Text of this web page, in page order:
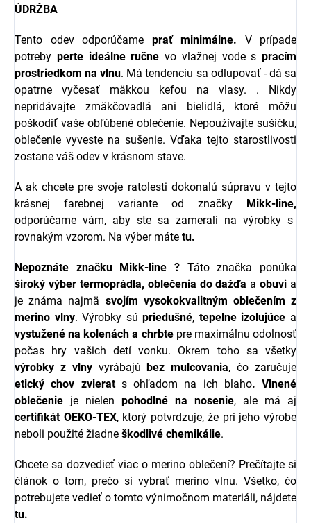
ÚDRŽBA
Tento odev odporúčame prať minimálne. V prípade
potreby perte ideálne ručne vo vlažnej vode s pracím
prostriedkom na vlnu. Má tendenciu sa odlupovať - dá sa
opatrne vyčesať mäkkou kefou na vlasy. . Nikdy
nepridávajte zmäkčovadlá ani bielidlá, ktoré môžu
poškodiť vaše obľúbené oblečenie. Nepoužívajte sušičku,
oblečenie vyveste na sušenie. Vďaka tejto starostlivosti
zostane váš odev v krásnom stave.
A ak chcete pre svoje ratolesti dokonalú súpravu v tejto
krásnej farebnej variante od značky
Mikk-line,
odporúčame vám, aby ste sa zamerali na výrobky s
rovnakým vzorom. Na výber máte tu.
Nepoznáte značku Mikk-line ? Táto značka ponúka
široký výber termoprádla, oblečenia do dažďa aobuvi a
je známa najmä svojím vysokokvalitným oblečením z
merino vlny. Výrobky súpriedušné, tepelne izolujúce a
vystužené na kolenách a chrbtepre maximálnu odolnosť
počas hry vašich detí vonku. Okrem toho sa všetky
výrobky z vlnyvyrábajú bez mulcovania, čo zaručuje
etický chov zvierat s ohľadom na ich blaho. Vlnené
oblečenie je nielen pohodlné na nosenie, ale má aj
certifikát OEKO-TEX, ktorý potvrdzuje, že pri jeho výrobe
neboli použité žiadne škodlivé chemikálie.
Chcete sa dozvedieť viac o merino oblečení? Prečítajte si
článok o tom, prečo si vybrať merino vlnu. Všetko, čo
potrebujete vedieť o tomto výnimočnom materiáli, nájdete
tu.